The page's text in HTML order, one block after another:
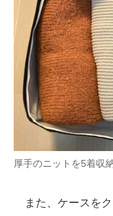
厚手のニットを5着収
また、ケースをク